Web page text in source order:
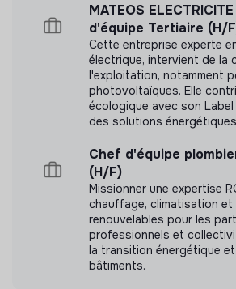
Gestion des prestataires :
pilote et évalue les prestataires
5. Appui stratégique
Suivi de la performance :Aide le
indicateurs de performance de
prépare des tableaux de bord ou
remonter les tendances qui
attention particulière.
Cycles de planification :Anime
planification trimestriels ou
définition des objectifs, les revues
les rétrospectives
MATEOS
d'équipe Tertiaire (H/
Cette entreprise experte
électrique, intervient de la
l'exploitation, notamment
photovoltaïques. Elle
écologique avec son
des solutions
Chef d'équipe
(H/F)
Missionner une expertise
chauffage, climatisation et
renouvelables pour les
professionnels et
la transition énergétique
bâtiments.